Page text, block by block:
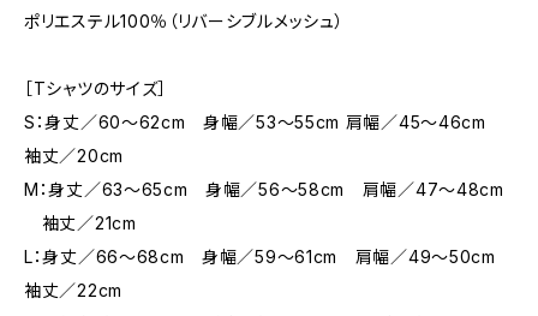
ポリエステル100％（リバーシブルメッシュ）
［Tシャツのサイズ］
S：身丈／60〜62cm 身幅／53〜55cm 肩幅／45〜46cm
袖丈／20cm
M：身丈／63〜65cm 身幅／56〜58cm 肩幅／47〜48cm
袖丈／21cm
L：身丈／66〜68cm 身幅／59〜61cm 肩幅／49〜50cm
袖丈／22cm